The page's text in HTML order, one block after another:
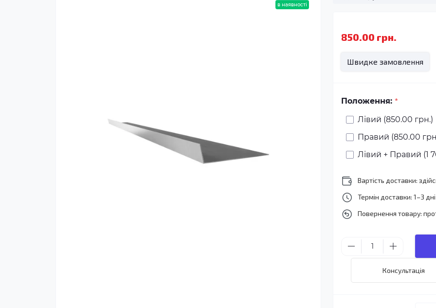
в наявності
850.00 грн.
Швидке замовлення
Положення: *
Лівий (850.00 грн.)
Правий (850.00
Лівий + Правий (1
Вартість доставки:
Термін доставки: 1–3 дні
Повернення товару:
Консультація